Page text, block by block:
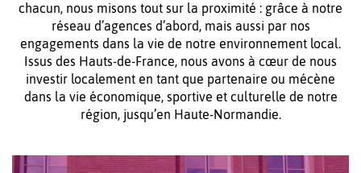
chacun, nous misons tout sur la proximité : grâce à notre
réseau d’agences d’abord, mais aussi par nos
engagements dans la vie de notre environnement local.
Issus des Hauts-de-France, nous avons à cœur de nous
investir localement en tant que partenaire ou mécène
dans la vie économique, sportive et culturelle de notre
région, jusqu’en Haute-Normandie.